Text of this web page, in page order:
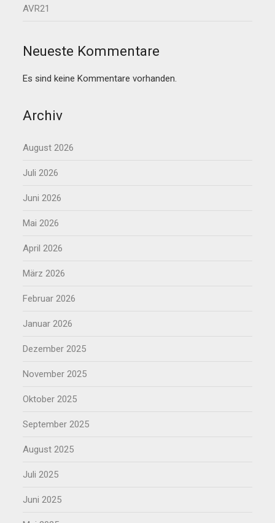
AVR21
Neueste Kommentare
Es sind keine Kommentare vorhanden.
Archiv
August 2026
Juli 2026
Juni 2026
Mai 2026
April 2026
März 2026
Februar 2026
Januar 2026
Dezember 2025
November 2025
Oktober 2025
September 2025
August 2025
Juli 2025
Juni 2025